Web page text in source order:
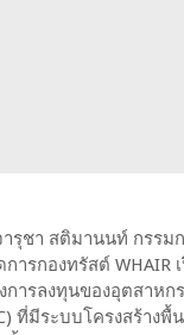
ารุชา สติมานนท์ กรรม
การกองทรัสต์
การลงทุนของอุตสาห
ที่มีระบบโครงสร้าง